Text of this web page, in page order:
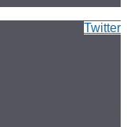
Twitter